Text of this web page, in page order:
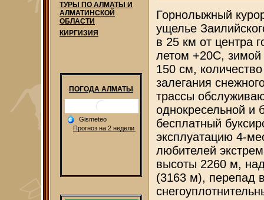
ТУРЫ ПО АЛМАТЫ И
АЛМАТИНСКОЙ
ОБЛАСТИ
КИРГИЗИЯ
ПОГОДА АЛМАТЫ
Горнолыжный
ущелье
в 25 км от центра
летом +20С,
150 см,
залегания
трассы
однокресельной и
бесплатный
эксплуатацию 4-
любителей
высоты 2260 м,
(3163 м), перепад